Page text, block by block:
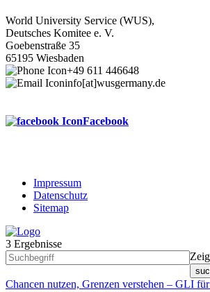
World University Service (WUS),
Deutsches Komitee e. V.
Goebenstraße 35
65195 Wiesbaden
+49 611 446648
info[at]wusgermany.de
Facebook
Footer
menu
Impressum
Datenschutz
Sitemap
3 Ergebnisse
Chancen nutzen, Grenzen verstehen – GLI